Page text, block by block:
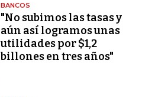
BANCOS
"No subimos las tasas y
aún así logramos unas
utilidades por $1,2
billones en tres años"